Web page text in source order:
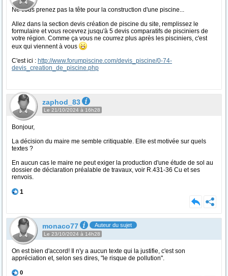
Ne vous prenez pas la tête pour la construction d'une piscine...
Allez dans la section devis création de piscine du site, remplissez le
formulaire et vous recevrez jusqu'à 5 devis comparatifs de pisciniers de
votre région. Comme ça vous ne courrez plus après les pisciniers, c'est
eux qui viennent à vous
C'est ici : http://www.forumpiscine.com/devis_piscine/0-74-
devis_creation_de_piscine.php
zaphod_83
Le 21/10/2024 à 16h28
Bonjour,
La décision du maire me semble critiquable. Elle est motivée sur quels
textes ?
En aucun cas le maire ne peut exiger la production d'une étude de sol au
dossier de déclaration préalable de travaux, voir R.431-36 Cu et ses
renvois.
1
monaco77 Auteur du sujet
Le 23/10/2024 à 14h28
On est bien d'accord! Il n'y a aucun texte qui la justifie, c'est son
appréciation et, selon ses dires, "le risque de pollution".
0